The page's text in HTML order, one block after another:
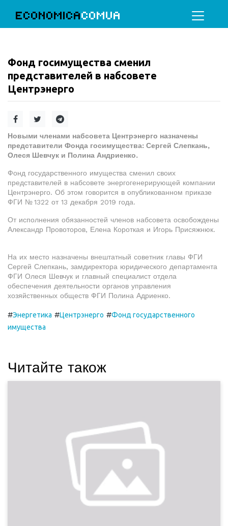
ECONOMICACOMUA
Фонд госимущества сменил
представителей в набсовете
Центрэнерго
Новыми членами набсовета Центрэнерго назначены
представители Фонда госимущества: Сергей Слепкань,
Олеся Шевчук и Полина Андриенко.
Фонд государственного имущества сменил своих
представителей в набсовете энергогенерирующей компании
Центрэнерго. Об этом говорится в опубликованном приказе
ФГИ № 1322 от 13 декабря 2019 года.
От исполнения обязанностей членов набсовета освобождены
Александр Провоторов, Елена Короткая и Игорь Присяжнюк.
На их место назначены внештатный советник главы ФГИ
Сергей Слепкань, замдиректора юридического департамента
ФГИ Олеся Шевчук и главный специалист отдела
обеспечения деятельности органов управления
хозяйственных обществ ФГИ Полина Адриенко.
#Энергетика #Центрэнерго #Фонд государственного
имущества
Читайте також